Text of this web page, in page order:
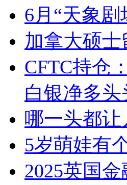
6月“天象
加拿大硕
CFTC持仓
白银净多头
哪一头都
5岁萌娃有
2025英国